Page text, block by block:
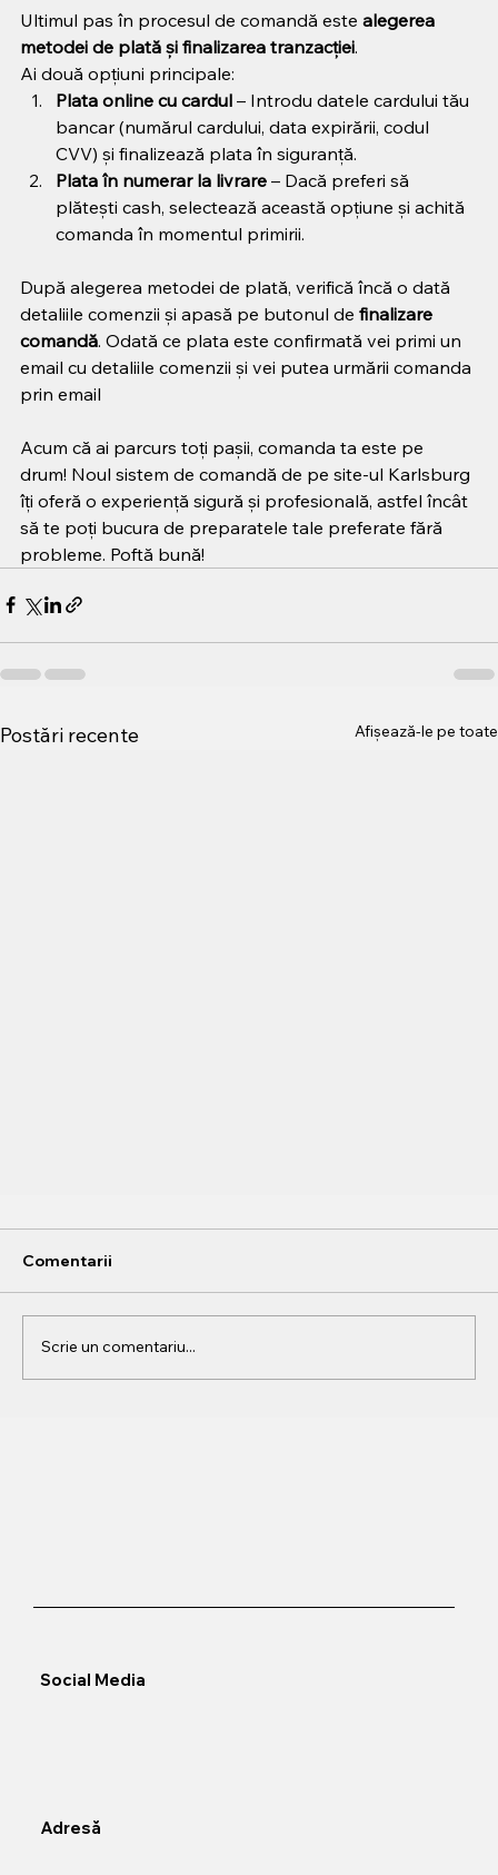
Ultimul pas în procesul de comandă este alegerea
metodei de plată și finalizarea tranzacției.
Ai două opțiuni principale:
Plata online cu cardul – Introdu datele cardului tău
bancar (numărul cardului, data expirării, codul
CVV) și finalizează plata în siguranță.
Plata în numerar la livrare – Dacă preferi să
plătești cash, selectează această opțiune și achită
comanda în momentul primirii.
După alegerea metodei de plată, verifică încă o dată
detaliile comenzii și apasă pe butonul de finalizare
comandă. Odată ce plata este confirmată vei primi un
email cu detaliile comenzii și vei putea urmării comanda
prin email
Acum că ai parcurs toți pașii, comanda ta este pe
drum! Noul sistem de comandă de pe site-ul Karlsburg
îți oferă o experiență sigură și profesională, astfel încât
să te poți bucura de preparatele tale preferate fără
probleme. Poftă bună!
Postări recente Afișează-le pe toate
Comentarii
Scrie un comentariu...
Adresă
Social Media